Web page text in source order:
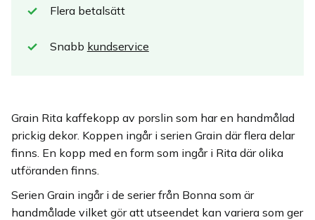
Flera betalsätt
Snabb kundservice
Grain Rita kaffekopp av porslin som har en handmålad
prickig dekor. Koppen ingår i serien Grain där flera delar
finns. En kopp med en form som ingår i Rita där olika
utföranden finns.
Serien Grain ingår i de serier från Bonna som är
handmålade vilket gör att utseendet kan variera som ger